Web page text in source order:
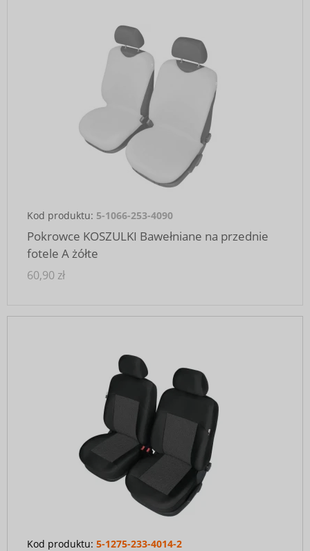
Kod produktu: 5-1066-253-4090
Pokrowce KOSZULKI Bawełniane na przednie
fotele A żółte
60,90 zł
Kod produktu: 5-1275-233-4014-2